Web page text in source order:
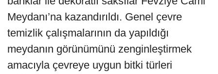
Meydanı’na kazandırıldı. Genel çevre
temizlik çalışmalarının da yapıldığı
meydanın görünümünü zenginleştirmek
amacıyla çevreye uygun bitki türleri